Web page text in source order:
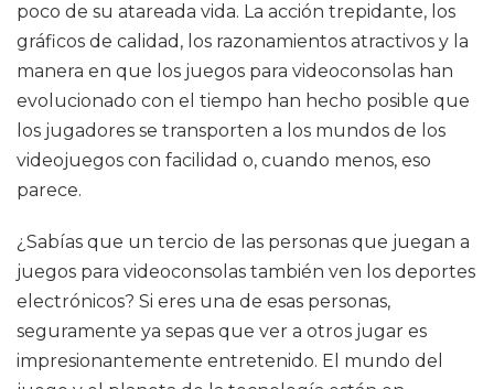
poco de su atareada vida. La acción trepidante, los
gráficos de calidad, los razonamientos atractivos y la
manera en que los juegos para videoconsolas han
evolucionado con el tiempo han hecho posible que
los jugadores se transporten a los mundos de los
videojuegos con facilidad o, cuando menos, eso
parece.
¿Sabías que un tercio de las personas que juegan a
juegos para videoconsolas también ven los deportes
electrónicos? Si eres una de esas personas,
seguramente ya sepas que ver a otros jugar es
impresionantemente entretenido. El mundo del